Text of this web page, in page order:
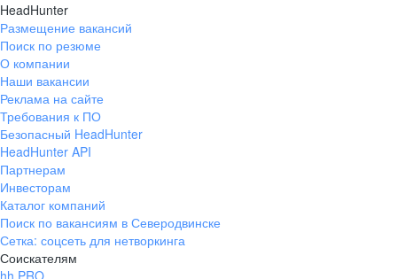
HeadHunter
Размещение вакансий
Поиск по резюме
О компании
Наши вакансии
Реклама на сайте
Требования к ПО
Безопасный HeadHunter
HeadHunter API
Партнерам
Инвесторам
Каталог компаний
Поиск по вакансиям в Северодвинске
Сетка: соцсеть для нетворкинга
Соискателям
hh PRO